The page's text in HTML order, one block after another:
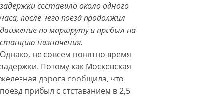
задержки составило около одного
часа, после чего поезд продолжил
движение по маршруту и прибыл на
станцию назначения.
Однако, не совсем понятно время
задержки. Потому как Московская
железная дорога сообщила, что
поезд прибыл с отставанием в 2,5